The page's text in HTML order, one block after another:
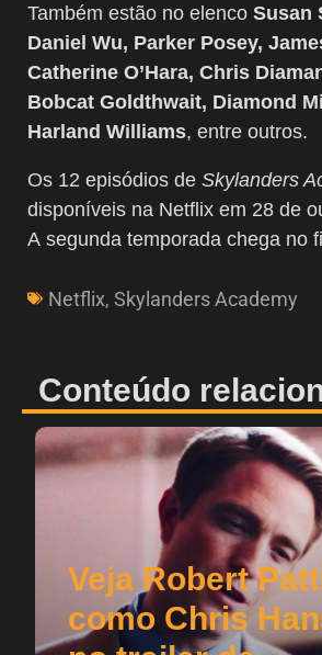
Também estão no elenco Susan
Daniel Wu, Parker Posey,
Catherine O’Hara, Chris
Bobcat Goldthwait, Diamond
Harland Williams, entre outros.
Os 12 episódios de Skylanders
disponíveis na Netflix em 28 de
A segunda temporada chega no
Netflix, Skylanders Academy
Conteúdo
Veja Robert
como Chris